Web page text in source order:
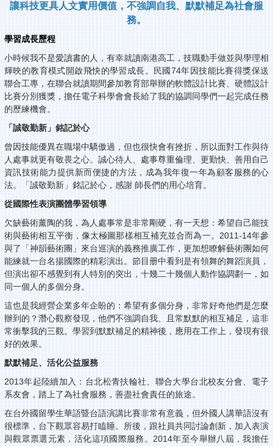
讓科技更具人文實用價值，不強調自我、默默補足為社會服
務。
學習成長歷程
小時候我不是愛讀書的人，有幸就讀南港高工，技職動手做並與學理相
輝映的教育模式開啟飛快的學習成長。民國74年因技能比賽得獎保送
聯合工專，在聯合就讀期間參加教育部舉辦的軟體設計比賽、硬體設計
比賽分別獲獎，擔任電子科學會會長給了我的協調同學們一起完成任務
的歷練機會。
「誠敬勤新」銘記於心
曾因技能優異在職場中驕傲過，但也很快會有挫折，所以面對工作與待
人處事就更有敬畏之心。誠心待人、處事尊重倫理、更勤快、善用自己
資訊技術能力提供新而便捷的方法，成為我年復一年為顧客服務的心
法。「誠敬勤新」銘記於心，感謝 師長們的用心培育。
從國際性表演團體學習領導
欠缺藝術薰陶的我，為人處事常是非常剛硬，有一天想：希望自己能技
術與藝術相互平衡，像太極圖那樣相互補充並合而為一。2011-14年參
與了「神韻藝術團」來台巡演的義務推廣工作，更加想瞭解藝術團如何
能練就一台名揚國際的精彩演出。節目册中看到是有領舞的舞蹈演員，
但演出卻不感覺到有人特別的突出，十幾二十幾個人動作協調劃一，如
同一個人的多個分身。
這也是我經營企業多年企盼的：希望有多個分身，非常好奇他們是怎麼
辦到的？潛心觀察發現，他們不強調自我、且常默默的相互補足，這非
常衝擊我的三觀。學習到默默補足的精神後，應用在工作上，發現有很
好的效果。
默默補足、活化公益服務
2013年起陸續加入：台北松青扶輪社、聯合大學台北校友分會、電子
系友會，踏上了為社會服務，善盡社會責任的旅途。
在台外國留學生華語暨台語演講比賽非常有意義，但外國人講華語沒有
很標準，台下觀眾容易打瞌睡。所後，跟社員共同討論創新，加入表演
與觀眾票選元素，活化這項國際服務。2014年至今舉辦八屆，我擔任